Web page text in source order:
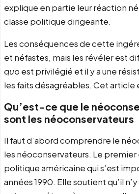
explique en partie leur réaction
classe politique dirigeante.
Les conséquences de cette
et néfastes, mais les révéler est
quoest privilégié et il y a une
les faits désagréables. Cet article
Qu’est-ce que le
sont les néoconservateurs
Il faut d’abord comprendre le
les néoconservateurs. Le
politique américaine qui s’est
années 1990. Elle soutient qu’il